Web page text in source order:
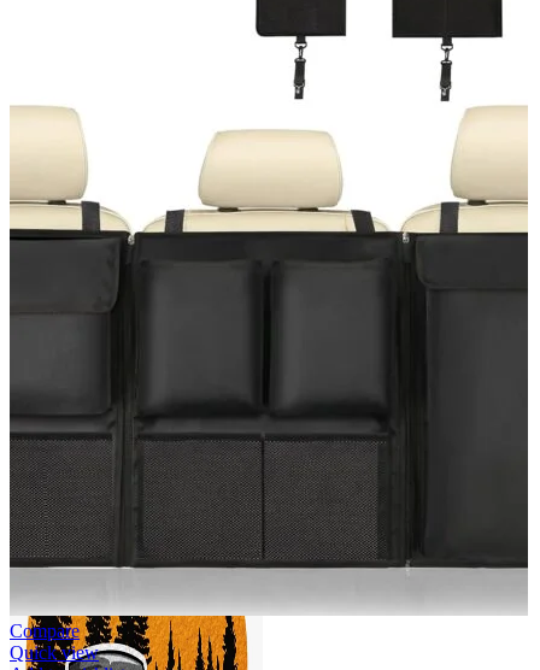
Navigație Toyota Avensis T25
Accesorii auto masina
Accesorii Dacia Duster 3
Accesorii Duster 2
Accesorii Dacia Jogger
Parfum masina
Copertine auto
Incalzitor diesel
Antifurt masina
Compare
Quick view